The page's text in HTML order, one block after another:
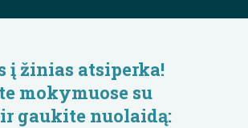
į žinias atsiperka!
mokymuose su
gaukite nuolaidą: